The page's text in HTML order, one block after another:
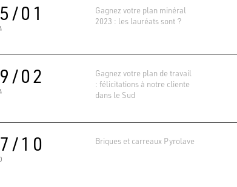
01
Gagnez votre plan minéral
2023 : les lauréats sont ?
02
Gagnez votre plan de travail
: félicitations à notre cliente
dans le Sud
10 Briques et carreaux Pyrolave
Evaluations Google